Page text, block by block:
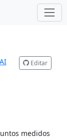
Editar
medidos